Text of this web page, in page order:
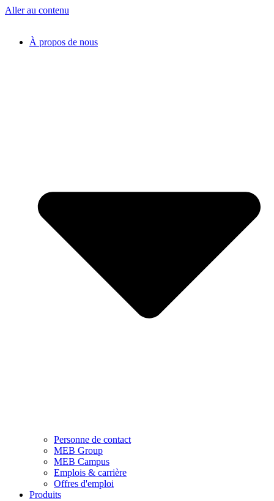
Aller au contenu
À propos de nous
Personne de contact
MEB Group
MEB Campus
Emplois & carrière
Offres d'emploi
Produits